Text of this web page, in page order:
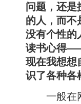
问题，还是
的人，而不
没有个性的
读书心得
现在我想想
识了各种各
一般在